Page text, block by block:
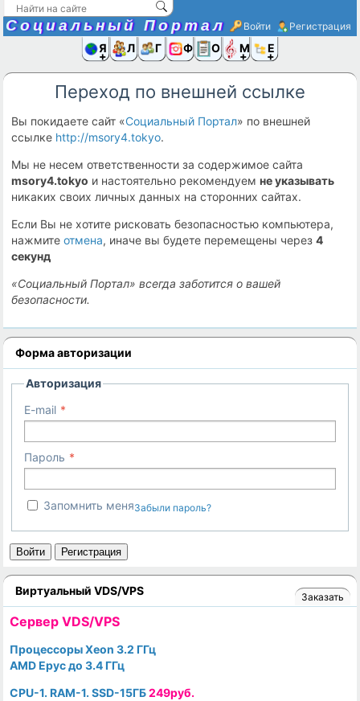
Социальный Портал Войти Регистрация
Я иЛюди
Группы
Фото Ещё
Переход по внешней ссылке
Вы покидаете сайт «Социальный Портал» по внешней
ссылке http://msory4.tokyo.
Мы не несем ответственности за содержимое сайта
msory4.tokyo и настоятельно рекомендуемне указывать
никаких своих личных данных на сторонних сайтах.
Если Вы не хотите рисковать безопасностью компьютера,
нажмитеотмена, иначе вы будете перемещены через4
секунд
«Социальный Портал» всегда заботится о вашей
безопасности.
Форма авторизации
Авторизация
E-mail
Пароль
Запомнить меняЗабыли пароль?
Войти Регистрация
Виртуальный VDS/VPS Заказать
Cервер VDS/VPS
Процессоры Xeon 3.2 ГГц
AMD Epyc до 3.4 ГГц
CPU-1. RAM-1. SSD-15ГБ249руб.